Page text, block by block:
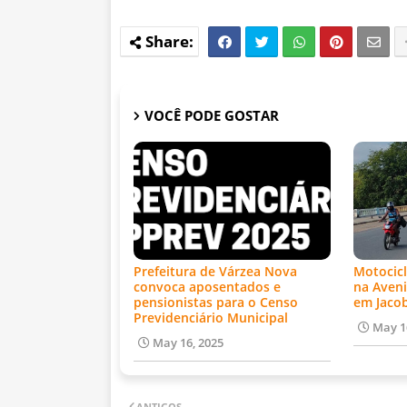
VOCÊ PODE GOSTAR
Prefeitura de Várzea Nova
convoca aposentados e
pensionistas para o Censo
Previdenciário Municipal
May 16, 2025
na
em
May